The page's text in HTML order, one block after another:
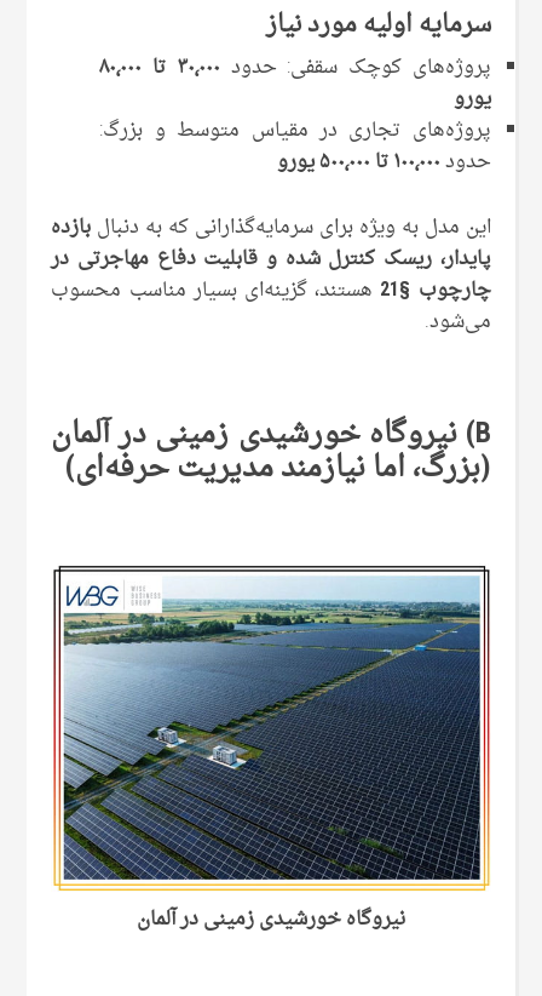
سرمایه اولیه مورد نیاز
پروژه‌های کوچک سقفی: حدود
۳۰٬۰۰۰ تا ۸۰٬۰۰۰
یورو
پروژه‌های تجاری در مقیاس متوسط و بزرگ:
حدود۱۰۰٬۰۰۰ تا ۵۰۰٬۰۰۰ یورو
این مدل به ‌ویژه برای سرمایه‌گذارانی که به‌ دنبال بازده
پایدار، ریسک کنترل ‌شده و قابلیت دفاع مهاجرتی در
چارچوب §21
هستند، گزینه‌ای بسیار مناسب محسوب
می‌شود.
B) نیروگاه خورشیدی زمینی در آلمان
(بزرگ، اما نیازمند مدیریت حرفه‌ای)
نیروگاه خورشیدی زمینی در آلمان